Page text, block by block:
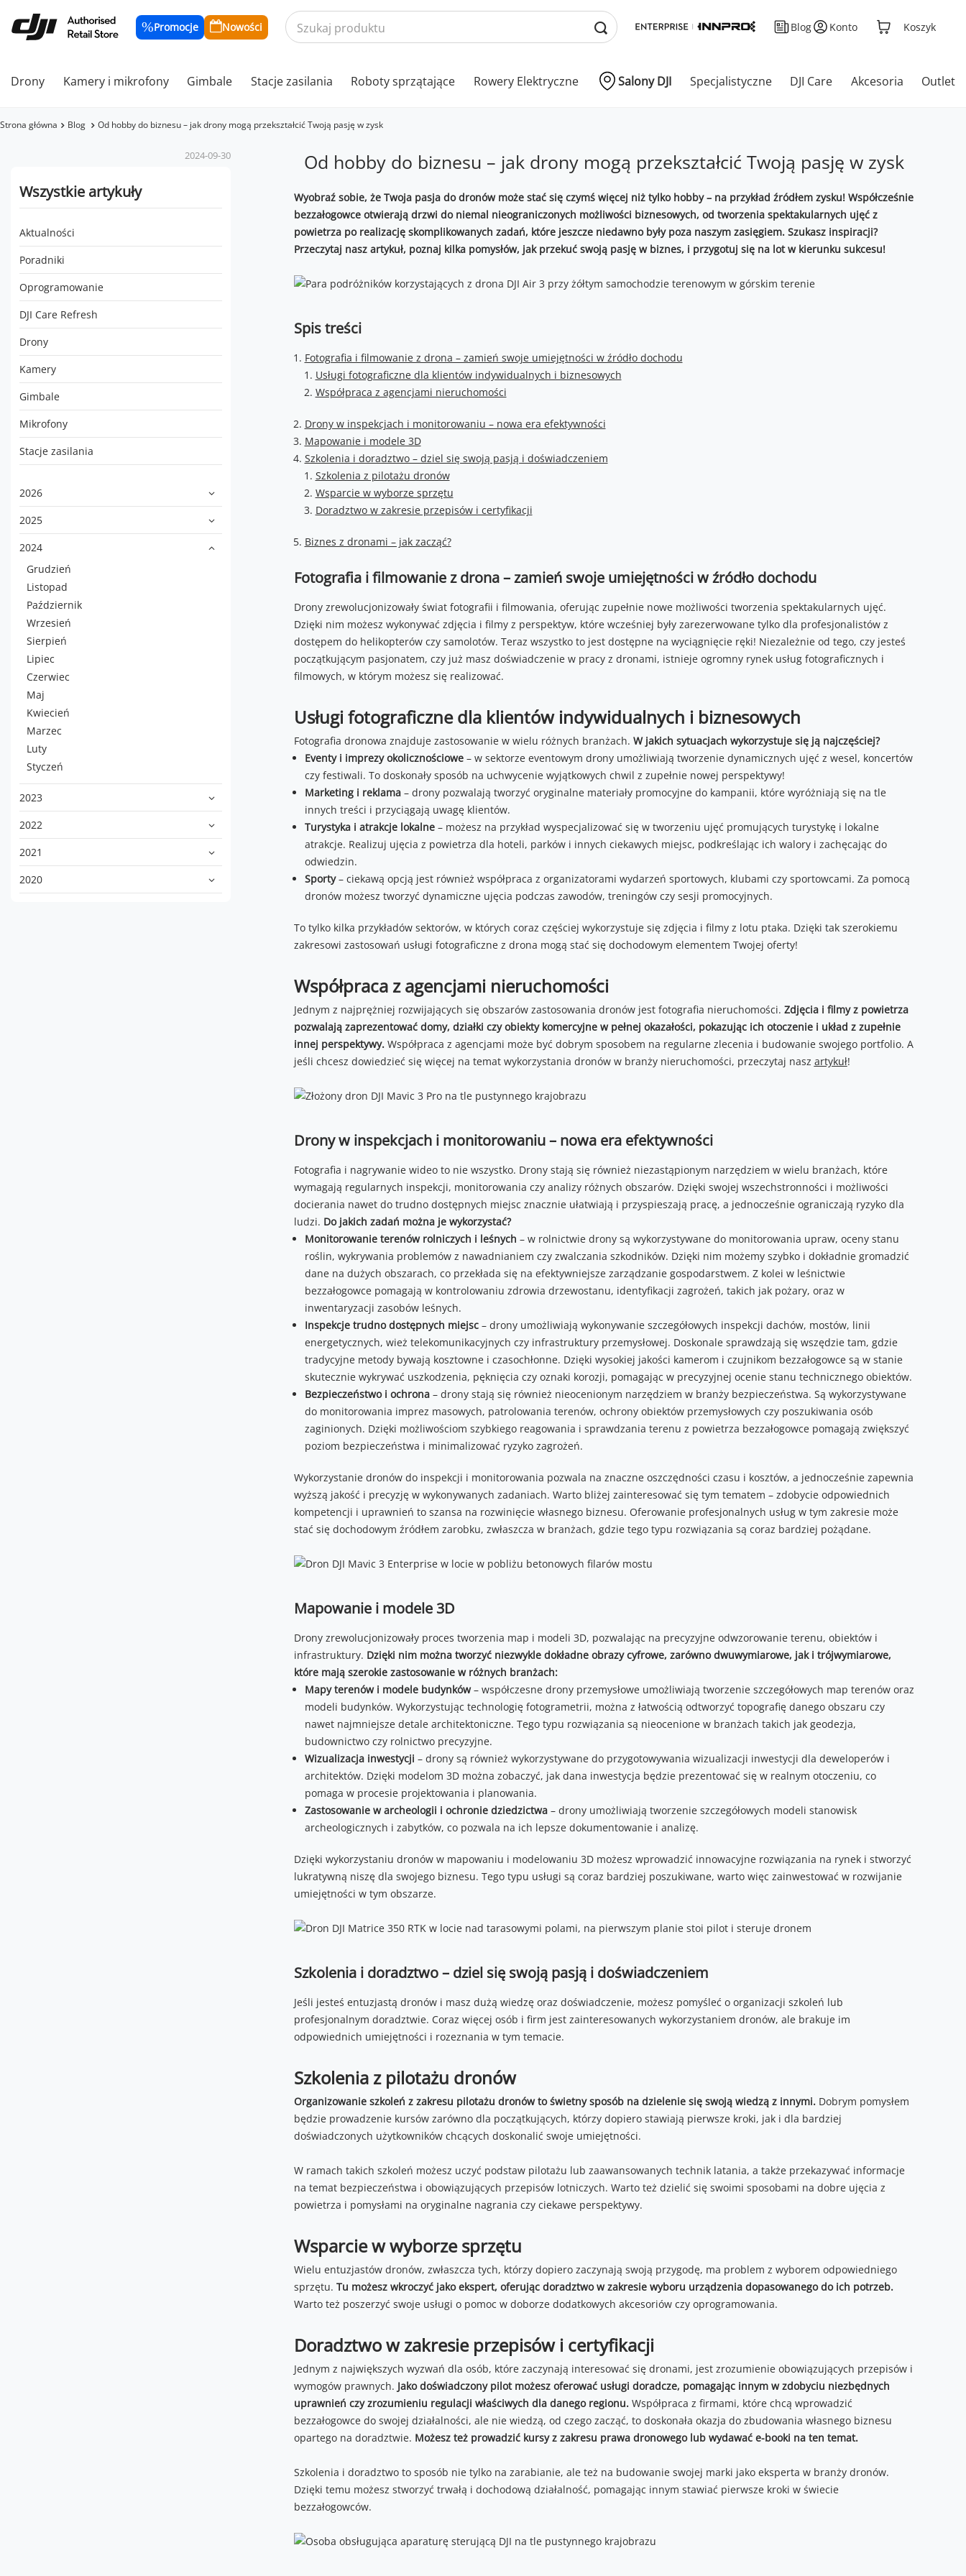
Promocje Nowości Blog Konto Koszyk
Drony Kamery i mikrofony Gimbale Stacje zasilania Roboty sprzątające Rowery Elektryczne Salony DJI Specjalistyczne DJI Care Akcesoria Outlet
Strona główna Blog Od hobby do biznesu – jak drony mogą przekształcić Twoją pasję w zysk
Wszystkie artykuły
Aktualności
Poradniki
Oprogramowanie
DJI Care Refresh
Drony
Kamery
Gimbale
Mikrofony
Stacje zasilania
2026
2025
2024
Grudzień
Listopad
Październik
Wrzesień
Sierpień
Lipiec
Czerwiec
Maj
Kwiecień
Marzec
Luty
Styczeń
2023
2022
2021
2020
Od hobby do biznesu – jak drony mogą przekształcić Twoją pasję w zysk
2024-09-30
Wyobraź sobie, że Twoja pasja do dronów może stać się czymś więcej niż tylko hobby – na przykład źródłem zysku! Współcześnie
bezzałogowce otwierają drzwi do niemal nieograniczonych możliwości biznesowych, od tworzenia spektakularnych ujęć z
powietrza po realizację skomplikowanych zadań, które jeszcze niedawno były poza naszym zasięgiem. Szukasz inspiracji?
Przeczytaj nasz artykuł, poznaj kilka pomysłów, jak przekuć swoją pasję w biznes, i przygotuj się na lot w kierunku sukcesu!
Spis treści
Fotografia i filmowanie z drona – zamień swoje umiejętności w źródło dochodu
Usługi fotograficzne dla klientów indywidualnych i biznesowych
Współpraca z agencjami nieruchomości
Drony w inspekcjach i monitorowaniu – nowa era efektywności
Mapowanie i modele 3D
Szkolenia i doradztwo – dziel się swoją pasją i doświadczeniem
Szkolenia z pilotażu dronów
Wsparcie w wyborze sprzętu
Doradztwo w zakresie przepisów i certyfikacji
Biznes z dronami – jak zacząć?
Fotografia i filmowanie z drona – zamień swoje umiejętności w źródło dochodu
Drony zrewolucjonizowały świat fotografii i filmowania, oferując zupełnie nowe możliwości tworzenia spektakularnych ujęć.
Dzięki nim możesz wykonywać zdjęcia i filmy z perspektyw, które wcześniej były zarezerwowane tylko dla profesjonalistów z
dostępem do helikopterów czy samolotów. Teraz wszystko to jest dostępne na wyciągnięcie ręki! Niezależnie od tego, czy jesteś
początkującym pasjonatem, czy już masz doświadczenie w pracy z dronami, istnieje ogromny rynek usług fotograficznych i
filmowych, w którym możesz się realizować.
Usługi fotograficzne dla klientów indywidualnych i biznesowych
Fotografia dronowa znajduje zastosowanie w wielu różnych branżach. W jakich sytuacjach wykorzystuje się ją najczęściej?
Eventy i imprezy okolicznościowe– w sektorze eventowym drony umożliwiają tworzenie dynamicznych ujęć z wesel, koncertów
czy festiwali. To doskonały sposób na uchwycenie wyjątkowych chwil z zupełnie nowej perspektywy!
Marketing i reklama– drony pozwalają tworzyć oryginalne materiały promocyjne do kampanii, które wyróżniają się na tle
innych treści i przyciągają uwagę klientów.
Turystyka i atrakcje lokalne– możesz na przykład wyspecjalizować się w tworzeniu ujęć promujących turystykę i lokalne
atrakcje. Realizuj ujęcia z powietrza dla hoteli, parków i innych ciekawych miejsc, podkreślając ich walory i zachęcając do
odwiedzin.
Sporty– ciekawą opcją jest również współpraca z organizatorami wydarzeń sportowych, klubami czy sportowcami. Za pomocą
dronów możesz tworzyć dynamiczne ujęcia podczas zawodów, treningów czy sesji promocyjnych.
To tylko kilka przykładów sektorów, w których coraz częściej wykorzystuje się zdjęcia i filmy z lotu ptaka. Dzięki tak szerokiemu
zakresowi zastosowań usługi fotograficzne z drona mogą stać się dochodowym elementem Twojej oferty!
Współpraca z agencjami nieruchomości
Jednym z najprężniej rozwijających się obszarów zastosowania dronów jest fotografia nieruchomości. Zdjęcia i filmy z powietrza
pozwalają zaprezentować domy, działki czy obiekty komercyjne w pełnej okazałości, pokazując ich otoczenie i układ z zupełnie
innej perspektywy.Współpraca z agencjami może być dobrym sposobem na regularne zlecenia i budowanie swojego portfolio. A
jeśli chcesz dowiedzieć się więcej na temat wykorzystania dronów w branży nieruchomości, przeczytaj nasz artykuł!
Drony w inspekcjach i monitorowaniu – nowa era efektywności
Fotografia i nagrywanie wideo to nie wszystko. Drony stają się również niezastąpionym narzędziem w wielu branżach, które
wymagają regularnych inspekcji, monitorowania czy analizy różnych obszarów. Dzięki swojej wszechstronności i możliwości
docierania nawet do trudno dostępnych miejsc znacznie ułatwiają i przyspieszają pracę, a jednocześnie ograniczają ryzyko dla
ludzi. Do jakich zadań można je wykorzystać?
Monitorowanie terenów rolniczych i leśnych – w rolnictwie drony są wykorzystywane do monitorowania upraw, oceny stanu
roślin, wykrywania problemów z nawadnianiem czy zwalczania szkodników. Dzięki nim możemy szybko i dokładnie gromadzić
dane na dużych obszarach, co przekłada się na efektywniejsze zarządzanie gospodarstwem. Z kolei w leśnictwie
bezzałogowce pomagają w kontrolowaniu zdrowia drzewostanu, identyfikacji zagrożeń, takich jak pożary, oraz w
inwentaryzacji zasobów leśnych.
Inspekcje trudno dostępnych miejsc – drony umożliwiają wykonywanie szczegółowych inspekcji dachów, mostów, linii
energetycznych, wież telekomunikacyjnych czy infrastruktury przemysłowej. Doskonale sprawdzają się wszędzie tam, gdzie
tradycyjne metody bywają kosztowne i czasochłonne. Dzięki wysokiej jakości kamerom i czujnikom bezzałogowce są w stanie
skutecznie wykrywać uszkodzenia, pęknięcia czy oznaki korozji, pomagając w precyzyjnej ocenie stanu technicznego obiektów.
Bezpieczeństwo i ochrona– drony stają się również nieocenionym narzędziem w branży bezpieczeństwa. Są wykorzystywane
do monitorowania imprez masowych, patrolowania terenów, ochrony obiektów przemysłowych czy poszukiwania osób
zaginionych. Dzięki możliwościom szybkiego reagowania i sprawdzania terenu z powietrza bezzałogowce pomagają zwiększyć
poziom bezpieczeństwa i minimalizować ryzyko zagrożeń.
Wykorzystanie dronów do inspekcji i monitorowania pozwala na znaczne oszczędności czasu i kosztów, a jednocześnie zapewnia
wyższą jakość i precyzję w wykonywanych zadaniach. Warto bliżej zainteresować się tym tematem – zdobycie odpowiednich
kompetencji i uprawnień to szansa na rozwinięcie własnego biznesu. Oferowanie profesjonalnych usług w tym zakresie może
stać się dochodowym źródłem zarobku, zwłaszcza w branżach, gdzie tego typu rozwiązania są coraz bardziej pożądane.
Mapowanie i modele 3D
Drony zrewolucjonizowały proces tworzenia map i modeli 3D, pozwalając na precyzyjne odwzorowanie terenu, obiektów i
infrastruktury. Dzięki nim można tworzyć niezwykle dokładne obrazy cyfrowe, zarówno dwuwymiarowe, jak i trójwymiarowe,
które mają szerokie zastosowanie w różnych branżach:
Mapy terenów i modele budynków– współczesne drony przemysłowe umożliwiają tworzenie szczegółowych map terenów oraz
modeli budynków. Wykorzystując technologię fotogrametrii, można z łatwością odtworzyć topografię danego obszaru czy
nawet najmniejsze detale architektoniczne. Tego typu rozwiązania są nieocenione w branżach takich jak geodezja,
budownictwo czy rolnictwo precyzyjne.
Wizualizacja inwestycji – drony są również wykorzystywane do przygotowywania wizualizacji inwestycji dla deweloperów i
architektów. Dzięki modelom 3D można zobaczyć, jak dana inwestycja będzie prezentować się w realnym otoczeniu, co
pomaga w procesie projektowania i planowania.
Zastosowanie w archeologii i ochronie dziedzictwa – drony umożliwiają tworzenie szczegółowych modeli stanowisk
archeologicznych i zabytków, co pozwala na ich lepsze dokumentowanie i analizę.
Dzięki wykorzystaniu dronów w mapowaniu i modelowaniu 3D możesz wprowadzić innowacyjne rozwiązania na rynek i stworzyć
lukratywną niszę dla swojego biznesu. Tego typu usługi są coraz bardziej poszukiwane, warto więc zainwestować w rozwijanie
umiejętności w tym obszarze.
Szkolenia i doradztwo – dziel się swoją pasją i doświadczeniem
Jeśli jesteś entuzjastą dronów i masz dużą wiedzę oraz doświadczenie, możesz pomyśleć o organizacji szkoleń lub
profesjonalnym doradztwie. Coraz więcej osób i firm jest zainteresowanych wykorzystaniem dronów, ale brakuje im
odpowiednich umiejętności i rozeznania w tym temacie.
Szkolenia z pilotażu dronów
Organizowanie szkoleń z zakresu pilotażu dronów to świetny sposób na dzielenie się swoją wiedzą z innymi. Dobrym pomysłem
będzie prowadzenie kursów zarówno dla początkujących, którzy dopiero stawiają pierwsze kroki, jak i dla bardziej
doświadczonych użytkowników chcących doskonalić swoje umiejętności.
W ramach takich szkoleń możesz uczyć podstaw pilotażu lub zaawansowanych technik latania, a także przekazywać informacje
na temat bezpieczeństwa i obowiązujących przepisów lotniczych. Warto też dzielić się swoimi sposobami na dobre ujęcia z
powietrza i pomysłami na oryginalne nagrania czy ciekawe perspektywy.
Wsparcie w wyborze sprzętu
Wielu entuzjastów dronów, zwłaszcza tych, którzy dopiero zaczynają swoją przygodę, ma problem z wyborem odpowiedniego
sprzętu. Tu możesz wkroczyć jako ekspert, oferując doradztwo w zakresie wyboru urządzenia dopasowanego do ich potrzeb.
Warto też poszerzyć swoje usługi o pomoc w doborze dodatkowych akcesoriów czy oprogramowania.
Doradztwo w zakresie przepisów i certyfikacji
Jednym z największych wyzwań dla osób, które zaczynają interesować się dronami, jest zrozumienie obowiązujących przepisów i
wymogów prawnych. Jako doświadczony pilot możesz oferować usługi doradcze, pomagając innym w zdobyciu niezbędnych
uprawnień czy zrozumieniu regulacji właściwych dla danego regionu. Współpraca z firmami, które chcą wprowadzić
bezzałogowce do swojej działalności, ale nie wiedzą, od czego zacząć, to doskonała okazja do zbudowania własnego biznesu
opartego na doradztwie. Możesz też prowadzić kursy z zakresu prawa dronowego lub wydawać e-booki na ten temat.
Szkolenia i doradztwo to sposób nie tylko na zarabianie, ale też na budowanie swojej marki jako eksperta w branży dronów.
Dzięki temu możesz stworzyć trwałą i dochodową działalność, pomagając innym stawiać pierwsze kroki w świecie
bezzałogowców.